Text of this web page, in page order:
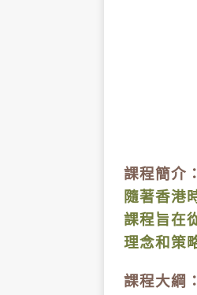
課程簡介：
隨著香港
課程旨在
理念和策
課程大綱：